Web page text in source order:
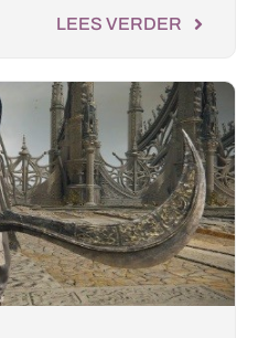
LEES VERDER